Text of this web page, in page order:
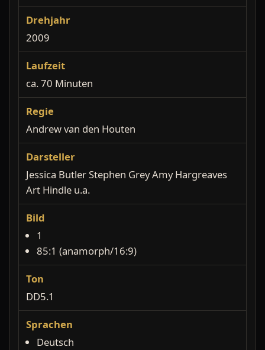
Drehjahr
2009
Laufzeit
ca. 70 Minuten
Regie
Andrew van den Houten
Darsteller
Jessica Butler Stephen Grey Amy Hargreaves
Art Hindle u.a.
Bild
1
85:1 (anamorph/16:9)
Ton
DD5.1
Sprachen
Deutsch